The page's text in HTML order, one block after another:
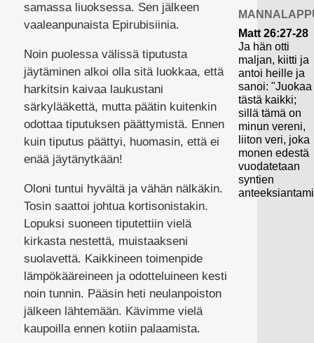
samassa liuoksessa. Sen jälkeen
vaaleanpunaista Epirubisiinia.
Noin puolessa välissä tiputusta
jäytäminen alkoi olla sitä luokkaa, että
harkitsin kaivaa laukustani
särkylääkettä, mutta päätin kuitenkin
odottaa tiputuksen päättymistä. Ennen
kuin tiputus päättyi, huomasin, että ei
enää jäytänytkään!
Oloni tuntui hyvältä ja vähän nälkäkin.
Tosin saattoi johtua kortisonistakin.
Lopuksi suoneen tiputettiin vielä
kirkasta nestettä, muistaakseni
suolavettä. Kaikkineen toimenpide
lämpökääreineen ja odotteluineen kesti
noin tunnin. Pääsin heti neulanpoiston
jälkeen lähtemään. Kävimme vielä
kaupoilla ennen kotiin palaamista.
Matt 26:27-28
Ja hän otti
maljan, kiitti ja
antoi heille ja
sanoi: "Juokaa
tästä kaikki;
sillä tämä on
minun vereni,
liiton veri, joka
monen edestä
vuodatetaan
syntien